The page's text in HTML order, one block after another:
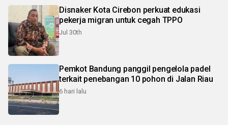
Disnaker Kota Cirebon perkuat edukasi
pekerja migran untuk cegah TPPO
Jul 30th
Pemkot Bandung panggil pengelola padel
terkait penebangan 10 pohon di Jalan Riau
6 hari lalu